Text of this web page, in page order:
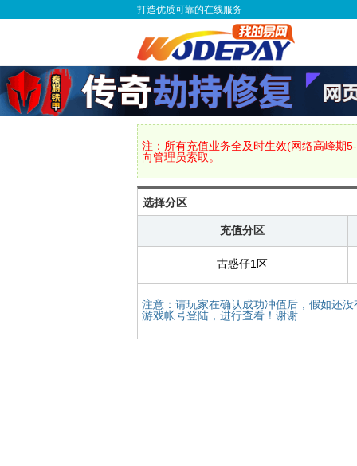
打造优质可靠的在线服务
注：所有充值业务全及时生效(网络高峰期
向管理员索取。
选择分区
充值分区
古惑仔1区
注意：请玩家在确认成功冲值后，假如还
游戏帐号登陆，进行查看！谢谢